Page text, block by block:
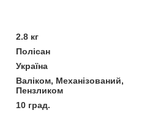
2.8 кг
Полісан
Україна
Валіком, Механізований,
Пензликом
10 град.